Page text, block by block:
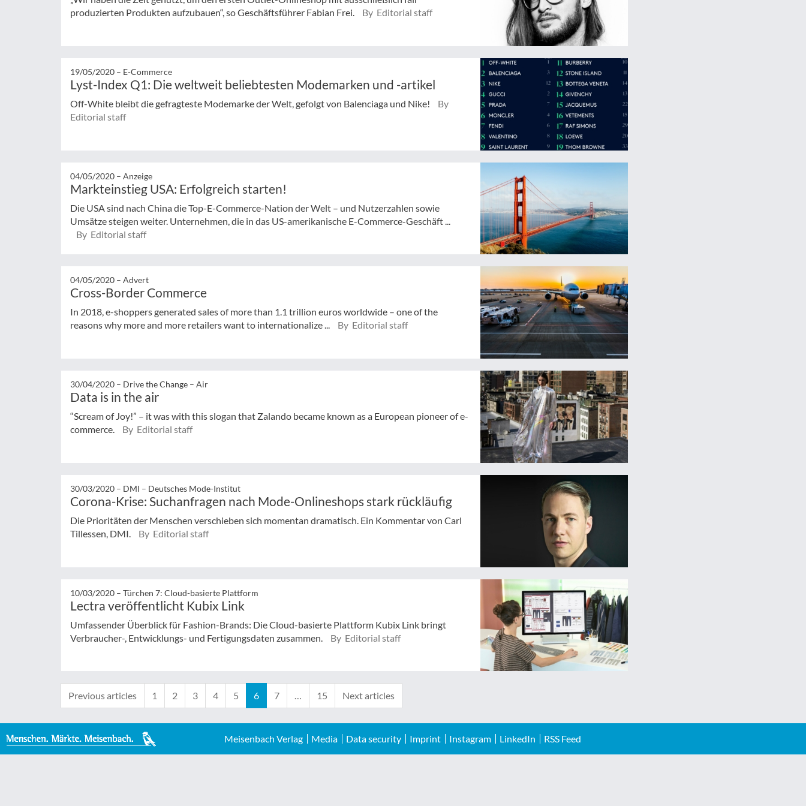
produzierten Produkten aufzubauen“, so Geschäftsführer Fabian Frei.
By Editorial staff
19/05/2020 – E-Commerce
Lyst-Index Q1: Die weltweit beliebtesten Modemarken und -artikel
Off-White bleibt die gefragteste Modemarke der Welt, gefolgt von Balenciaga und Nike!
By
Editorial staff
04/05/2020 – Anzeige
Markteinstieg USA: Erfolgreich starten!
Die USA sind nach China die Top-E-Commerce-Nation der Welt – und Nutzerzahlen sowie
Umsätze steigen weiter. Unternehmen, die in das US-amerikanische E-Commerce-Geschäft ...
By Editorial staff
04/05/2020 – Advert
Cross-Border Commerce
In 2018, e-shoppers generated sales of more than 1.1 trillion euros worldwide – one of the
reasons why more and more retailers want to internationalize ...
By Editorial staff
30/04/2020 – Drive the Change – Air
Data is in the air
“Scream of Joy!” – it was with this slogan that Zalando became known as a European pioneer of e-
commerce.
By Editorial staff
30/03/2020 – DMI – Deutsches Mode-Institut
Corona-Krise: Suchanfragen nach Mode-Onlineshops stark rückläufig
Die Prioritäten der Menschen verschieben sich momentan dramatisch. Ein Kommentar von Carl
Tillessen, DMI.
By Editorial staff
10/03/2020 – Türchen 7: Cloud-basierte Plattform
Lectra veröffentlicht Kubix Link
Umfassender Überblick für Fashion-Brands: Die Cloud-basierte Plattform Kubix Link bringt
Verbraucher-, Entwicklungs- und Fertigungsdaten zusammen.
By Editorial staff
Previous articles 1 2 3 4 5 6 7 … 15 Next articles
Meisenbach Verlag Media Data security Imprint Instagram LinkedIn RSS Feed